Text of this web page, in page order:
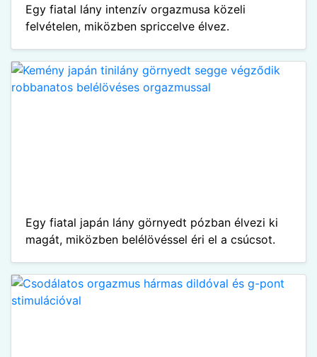
Egy fiatal lány intenzív orgazmusa közeli
felvételen, miközben spriccelve élvez.
Egy fiatal japán lány görnyedt pózban élvezi ki
magát, miközben belélövéssel éri el a csúcsot.